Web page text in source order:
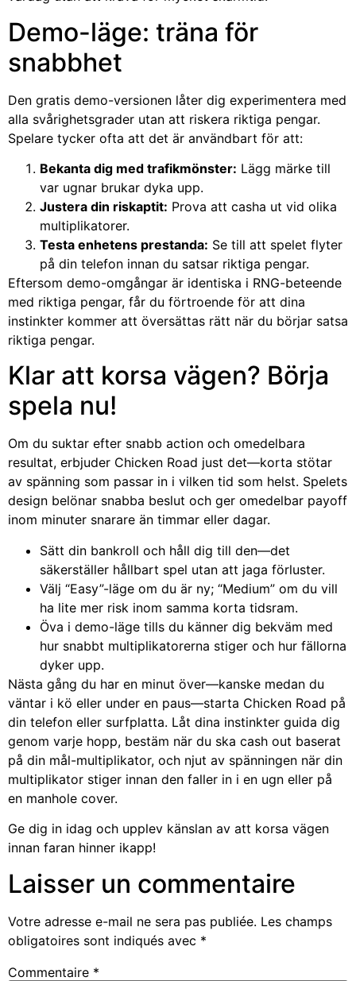
Demo-läge: träna för
snabbhet
Den gratis demo-versionen låter dig experimentera med
alla svårighetsgrader utan att riskera riktiga pengar.
Spelare tycker ofta att det är användbart för att:
Bekanta dig med trafikmönster: Lägg märke till
var ugnar brukar dyka upp.
Justera din riskaptit: Prova att casha ut vid olika
multiplikatorer.
Testa enhetens prestanda: Se till att spelet flyter
på din telefon innan du satsar riktiga pengar.
Eftersom demo-omgångar är identiska i RNG-beteende
med riktiga pengar, får du förtroende för att dina
instinkter kommer att översättas rätt när du börjar satsa
riktiga pengar.
Klar att korsa vägen? Börja
spela nu!
Om du suktar efter snabb action och omedelbara
resultat, erbjuder Chicken Road just det—korta stötar
av spänning som passar in i vilken tid som helst. Spelets
design belönar snabba beslut och ger omedelbar payoff
inom minuter snarare än timmar eller dagar.
Sätt din bankroll och håll dig till den—det
säkerställer hållbart spel utan att jaga förluster.
Välj “Easy”-läge om du är ny; “Medium” om du vill
ha lite mer risk inom samma korta tidsram.
Öva i demo-läge tills du känner dig bekväm med
hur snabbt multiplikatorerna stiger och hur fällorna
dyker upp.
Nästa gång du har en minut över—kanske medan du
väntar i kö eller under en paus—starta Chicken Road på
din telefon eller surfplatta. Låt dina instinkter guida dig
genom varje hopp, bestäm när du ska cash out baserat
på din mål-multiplikator, och njut av spänningen när din
multiplikator stiger innan den faller in i en ugn eller på
en manhole cover.
Ge dig in idag och upplev känslan av att korsa vägen
innan faran hinner ikapp!
Laisser un commentaire
Votre adresse e-mail ne sera pas publiée. Les champs
obligatoires sont indiqués avec *
Commentaire *